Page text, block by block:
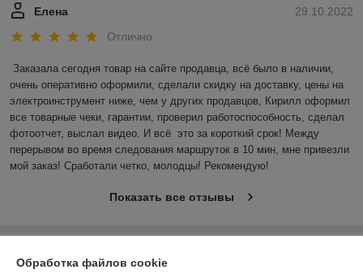
29.10.2022
Елена
Отлично
Заказала сегодня товар на сайте продавца, всё было в наличии,
очень оперативно оформили, сделали скидку на доставку, цены на
электроинструмент ниже, чем у других продавцов, Кирилл оформил
все товарные чеки, гарантии, проверил работоспособность, сделал
фотоотчет, выслал видео. И всё  это за короткий срок! Между
перерывом во время следования маршруток в 10 мин, мне привезли
мой заказ! Сработали четко, молодцы! Рекомендую!
Показать все отзывы
Обработка файлов cookie